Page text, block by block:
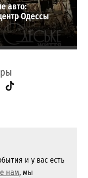
авто:
Одессы
TikTok
и у вас есть
нам, мы